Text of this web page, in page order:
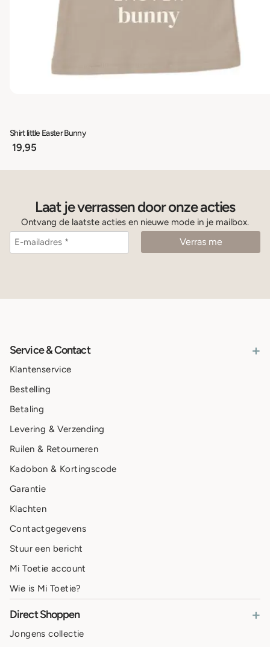
Shirt little Easter Bunny
19,95
Laat je verrassen door onze acties
Ontvang de laatste acties en nieuwe mode in je mailbox.
Service & Contact +
Klantenservice
Bestelling
Betaling
Levering & Verzending
Ruilen & Retourneren
Kadobon & Kortingscode
Garantie
Klachten
Contactgegevens
Stuur een bericht
Mi Toetie account
Wie is Mi Toetie?
Direct Shoppen +
Jongens collectie